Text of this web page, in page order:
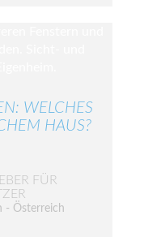
WELCHES
HAUS?
FÜR
- Österreich